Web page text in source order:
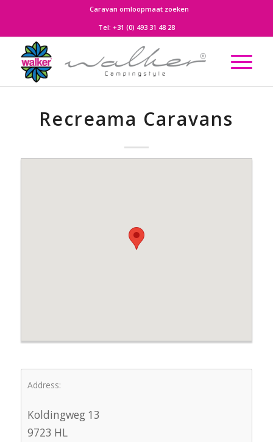
Caravan omloopmaat zoeken
Tel: +31 (0) 493 31 48 28
Recreama Caravans
Address:
Koldingweg 13
9723 HL